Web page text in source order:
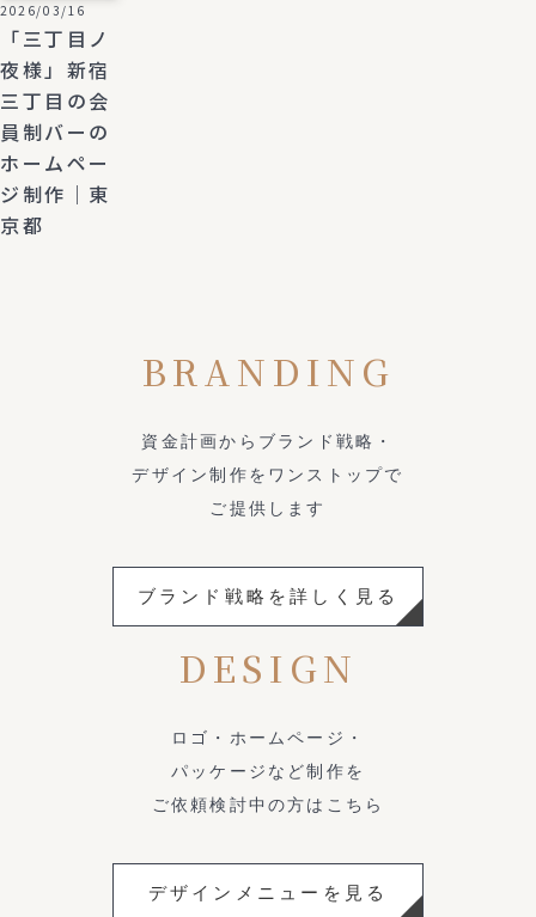
2026/03/16
「三丁目ノ
夜様」新宿
三丁目の会
員制バーの
ホームペー
ジ制作｜東
京都
BRANDING
資金計画からブランド戦略・
デザイン制作をワンストップで
ご提供します
ブランド戦略を詳しく見る
DESIGN
ロゴ・ホームページ・
パッケージなど制作を
ご依頼検討中の方はこちら
デザインメニューを見る